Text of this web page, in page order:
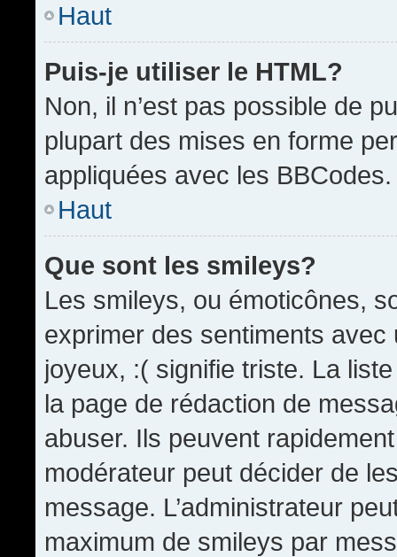
Haut
Puis-je utiliser le HTML?
Non, il n’est pas possible de
plupart des mises en forme
appliquées avec les BBCodes.
Haut
Que sont les smileys?
Les smileys, ou émoticônes,
exprimer des sentiments
joyeux, :( signifie triste. La
la page de rédaction de
abuser. Ils peuvent
modérateur peut décider de
message. L’administrateur
maximum de smileys par